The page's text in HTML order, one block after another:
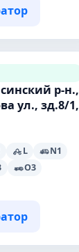
р-н.,
ул., зд.8/1,
L
N1
O3